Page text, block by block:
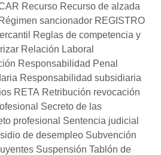
Recurso Recurso de alzada
Régimen sancionador REGISTRO
Reglas de competencia y
Relación Laboral
Responsabilidad Penal
Responsabilidad subsidiaria
RETA Retribución revocación
Secreto de las
profesional Sentencia judicial
de desempleo Subvención
Suspensión Tablón de